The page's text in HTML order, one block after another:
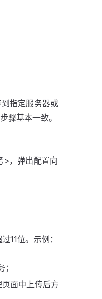
指定服务器或
骤基本一致。
>，弹出配置向
11位。示例：
面中上传后方